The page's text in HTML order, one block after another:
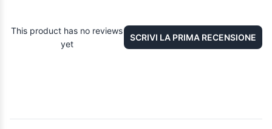
This product has no reviews
yet
SCRIVI LA PRIMA RECENSIONE